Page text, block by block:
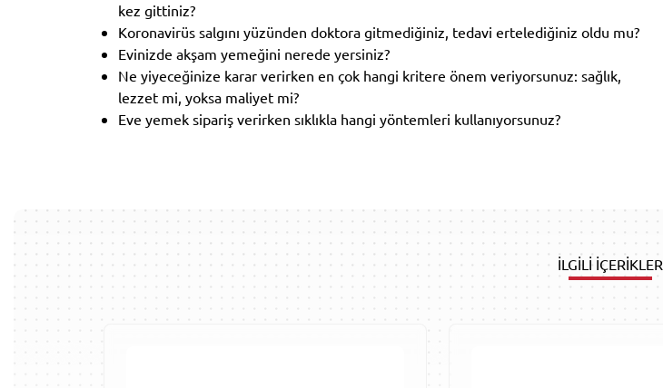
kez gittiniz?
Koronavirüs salgını yüzünden doktora gitmediğiniz, tedavi ertelediğiniz oldu mu?
Evinizde akşam yemeğini nerede yersiniz?
Ne yiyeceğinize karar verirken en çok hangi kritere önem veriyorsunuz: sağlık,
lezzet mi, yoksa maliyet mi?
Eve yemek sipariş verirken sıklıkla hangi yöntemleri kullanıyorsunuz?
İLGİLİ İÇERİKLER